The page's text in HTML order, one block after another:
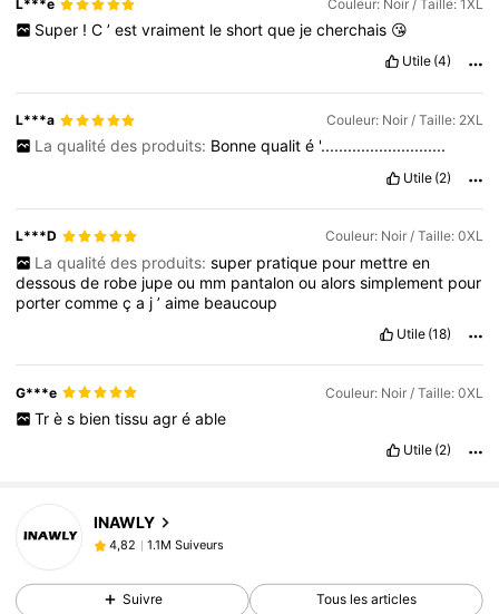
L***e Couleur: Noir / Taille: 1XL
Super ! C ’ est vraiment le short que je cherchais 😘
Utile (4)
L***a Couleur: Noir / Taille: 2XL
La qualité des produits: Bonne qualit é '............................
Utile (2)
L***D Couleur: Noir / Taille: 0XL
La qualité des produits: super pratique pour mettre en
dessousde robe jupeou mm pantalonoualorssimplement pour
portercommeça j’aime beaucoup
Utile (18)
G***e Couleur: Noir / Taille: 0XL
Tr è s bien tissu agr é able
Utile (2)
INAWLY
4,82
1.1M Suiveurs
s***aest en train de naviguer
4,82 1.1M Suiveurs
Suivre Tous les articles